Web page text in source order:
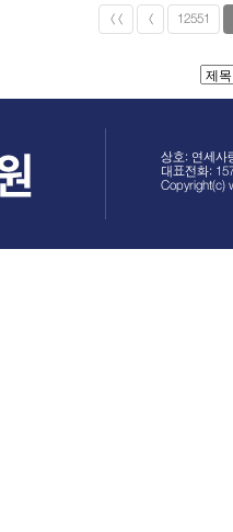
<< < 12551
상호: 연세사
대표전화:
Copyright(c)